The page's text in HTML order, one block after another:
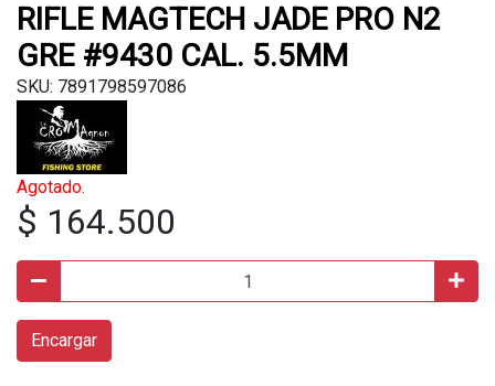
RIFLE MAGTECH JADE PRO N2
GRE #9430 CAL. 5.5MM
SKU: 7891798597086
Agotado.
$ 164.500
Encargar